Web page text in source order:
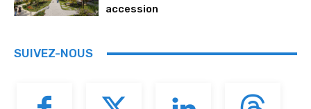
accession
SUIVEZ-NOUS